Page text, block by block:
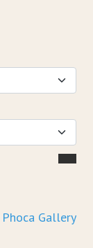
Phoca Gallery